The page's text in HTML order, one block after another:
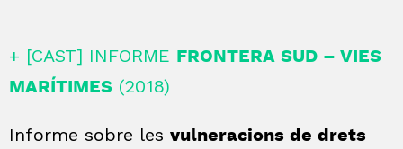
+ [CAST] INFORME FRONTERA SUD – VIES
MARÍTIMES (2018)
Informe sobre les vulneracions de drets